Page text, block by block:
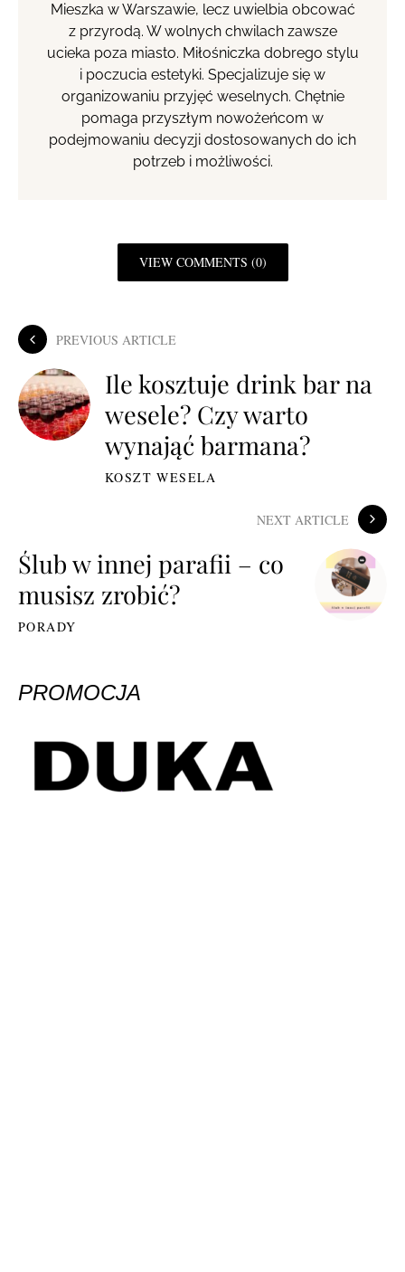
Mieszka w Warszawie, lecz uwielbia obcować
z przyrodą. W wolnych chwilach zawsze
ucieka poza miasto. Miłośniczka dobrego stylu
i poczucia estetyki. Specjalizuje się w
organizowaniu przyjęć weselnych. Chętnie
pomaga przyszłym nowożeńcom w
podejmowaniu decyzji dostosowanych do ich
potrzeb i możliwości.
VIEW COMMENTS (0)
PREVIOUS ARTICLE
Ile kosztuje drink bar na
wesele? Czy warto
wynająć barmana?
KOSZT WESELA
NEXT ARTICLE
Ślub w innej parafii – co
musisz zrobić?
PORADY
PROMOCJA